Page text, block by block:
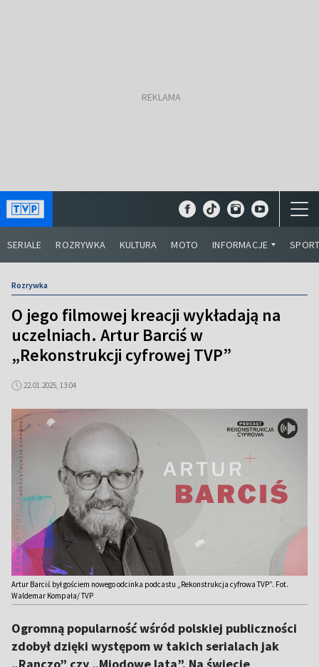
SERIALE ROZRYWKA KULTURA MOTO INFORMACJE
Rozrywka
O jego filmowej kreacji wykładają na
uczelniach. Artur Barciś w
„Rekonstrukcji cyfrowej TVP”
22.01.2025, 13:04
Artur Barciś był gościem nowego odcinka podcastu „Rekonstrukcja cyfrowa TVP”. Fot.
Waldemar Kompała/ TVP
Ogromną popularność wśród polskiej publiczności
zdobył dzięki występom w takich serialach jak